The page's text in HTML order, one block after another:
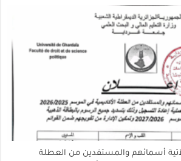
أسمائهم والمستفدين من العطلة